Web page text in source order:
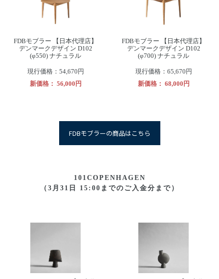
FDBモブラー 【日本代理店】
デンマークデザイン D102
(φ550) ナチュラル
現行価格：54,670円
新価格： 56,000円
FDBモブラー 【日本代理店】
デンマークデザイン D102
(φ700) ナチュラル
現行価格：65,670円
新価格： 68,000円
FDBモブラーの商品はこちら
101COPENHAGEN
（3月31日 15:00までのご入金分まで）